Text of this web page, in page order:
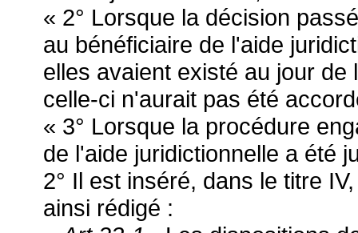
« 2° Lorsque la décision
au bénéficiaire de l'aide
elles avaient existé au jour
celle-ci n'aurait pas été
« 3° Lorsque la procédure
de l'aide juridictionnelle a été
2° Il est inséré, dans le titre
ainsi rédigé :